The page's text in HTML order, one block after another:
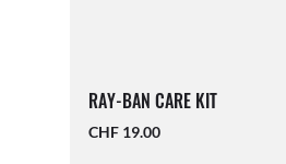
RAY-BAN CARE KIT
CHF 19.00